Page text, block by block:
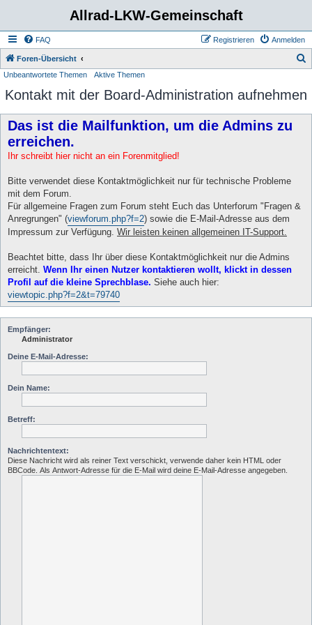
Allrad-LKW-Gemeinschaft
FAQ Anmelden
Registrieren
Foren-Übersicht
Unbeantwortete Themen Aktive Themen
Kontakt mit der Board-Administration aufnehmen
Das ist die Mailfunktion, um die Admins zu
erreichen.
Ihr schreibt hier nicht an ein Forenmitglied!
Bitte verwendet diese Kontaktmöglichkeit nur für technische Probleme
mit dem Forum.
Für allgemeine Fragen zum Forum steht Euch das Unterforum "Fragen &
Anregrungen" (viewforum.php?f=2) sowie die E-Mail-Adresse aus dem
Impressum zur Verfügung. Wir leisten keinen allgemeinen IT-Support.
Beachtet bitte, dass Ihr über diese Kontaktmöglichkeit nur die Admins
erreicht. Wenn Ihr einen Nutzer kontaktieren wollt, klickt in dessen
Profil auf die kleine Sprechblase. Siehe auch hier:
viewtopic.php?f=2&t=79740
Empfänger:
Administrator
Deine E-Mail-Adresse:
Dein Name:
Betreff:
Nachrichtentext:
Diese Nachricht wird als reiner Text verschickt, verwende daher kein HTML oder
BBCode. Als Antwort-Adresse für die E-Mail wird deine E-Mail-Adresse angegeben.